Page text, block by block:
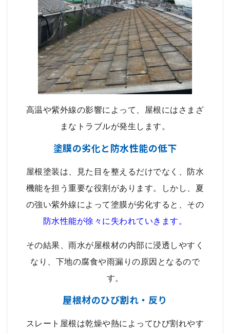
高温や紫外線の影響によって、屋根にはさまざ
まなトラブルが発生します。
塗膜の劣化と防水性能の低下
屋根塗装は、見た目を整えるだけでなく、防水
機能を担う重要な役割があります。しかし、夏
の強い紫外線によって塗膜が劣化すると、その
防水性能が徐々に失われていきます。
その結果、雨水が屋根材の内部に浸透しやすく
なり、下地の腐食や雨漏りの原因となるので
す。
屋根材のひび割れ・反り
スレート屋根は乾燥や熱によってひび割れやす